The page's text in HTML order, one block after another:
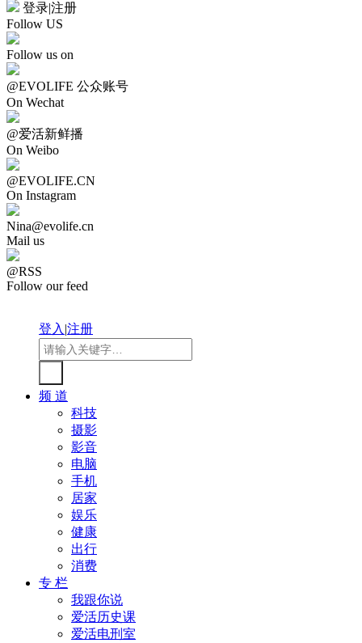
登录|注册
Follow US
Follow us on
@EVOLIFE 公众账号
On Wechat
@爱活新鲜播
On Weibo
@EVOLIFE.CN
On Instagram
Nina@evolife.cn
Mail us
@RSS
Follow our feed
登入|注册
频 道
科技
摄影
影音
电脑
手机
居家
娱乐
健康
出行
消费
专 栏
我跟你说
爱活历史课
爱活电刑室